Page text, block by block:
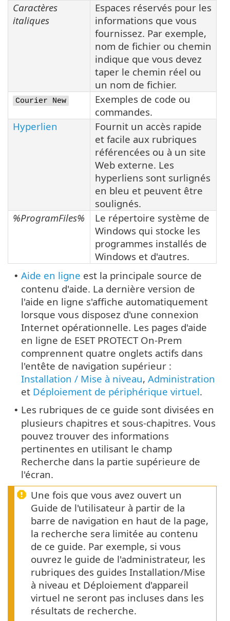
Caractères
italiques
Espaces réservés pour les
informations que vous
fournissez. Par exemple,
nom de fichier ou chemin
indique que vous devez
taper le chemin réel ou
un nom de fichier.
Courier New
Exemples de code ou
commandes.
Hyperlien
Fournit un accès rapide
et facile aux rubriques
référencées ou à un site
Web externe. Les
hyperliens sont surlignés
en bleu et peuvent être
soulignés.
%ProgramFiles%
Le répertoire système de
Windows qui stocke les
programmes installés de
Windows et d'autres.
• Aide en ligne est la principale source de
contenu d'aide. La dernière version de
l'aide en ligne s'affiche automatiquement
lorsque vous disposez d'une connexion
Internet opérationnelle. Les pages d'aide
en ligne de ESET PROTECT On-Prem
comprennent quatre onglets actifs dans
l'entête de navigation supérieur :
Installation / Mise à niveau, Administration
et Déploiement de périphérique virtuel.
• Les rubriques de ce guide sont divisées en
plusieurs chapitres et sous-chapitres. Vous
pouvez trouver des informations
pertinentes en utilisant le champ
Recherche dans la partie supérieure de
l'écran.
Une fois que vous avez ouvert un
Guide de l'utilisateur à partir de la
barre de navigation en haut de la page,
la recherche sera limitée au contenu
de ce guide. Par exemple, si vous
ouvrez le guide de l'administrateur, les
rubriques des guides Installation/Mise
à niveau et Déploiement d'appareil
virtuel ne seront pas incluses dans les
résultats de recherche.